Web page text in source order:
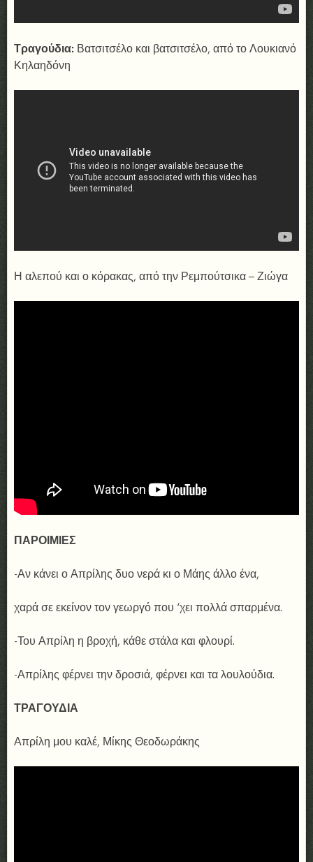
Τραγούδια: Βατσιτσέλο και βατσιτσέλο, από το Λουκιανό
Κηλαηδόνη
Η αλεπού και ο κόρακας, από την Ρεμπούτσικα – Ζιώγα
ΠΑΡΟΙΜΙΕΣ
-Αν κάνει ο Απρίλης δυο νερά κι ο Μάης άλλο ένα,
χαρά σε εκείνον τον γεωργό που ‘χει πολλά σπαρμένα.
-Του Απρίλη η βροχή, κάθε στάλα και φλουρί.
-Απρίλης φέρνει την δροσιά, φέρνει και τα λουλούδια.
ΤΡΑΓΟΥΔΙΑ
Απρίλη μου καλέ, Μίκης Θεοδωράκης